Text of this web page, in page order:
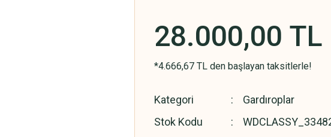
28.000,00 TL
*4.666,67 TL den başlayan taksitlerle!
Kategori
Gardıroplar
Stok Kodu